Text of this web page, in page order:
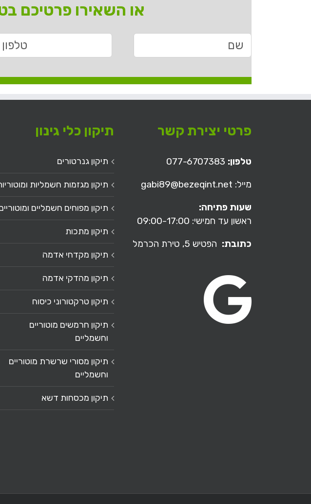
או השאירו פרטיכם
פרטי יצירת קשר
טלפון: 077-6707383
מייל: gabi89@bezeqint.net
שעות פתיחה:
ראשון עד חמישי: 09:00-17:00
כתובת: הפטיש 5, טירת הכרמל
תיקון כלי גינון
תיקון גנרטורים
תיקון מגזמות חשמליות
תיקון מפוחים חשמליים
תיקון מתכות
תיקון מקדחי אדמה
תיקון מהדקי אדמה
תיקון טרקטורוני כיסוח
תיקון חרמשים מוטוריים
וחשמליים
תיקון מסורי שרשרת מוטוריים
וחשמליים
תיקון מכסחות דשא